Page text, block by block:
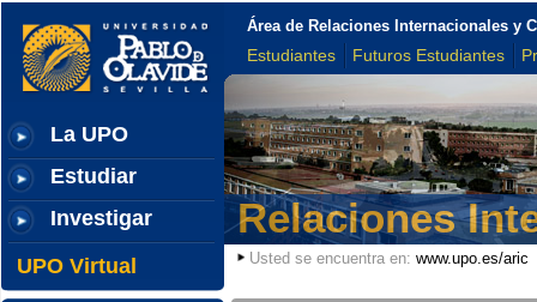
La UPO
Estudiar
Investigar
UPO Virtual
Área de Relaciones Internacionales y
Estudiantes Futuros Estudiantes
Relaciones
Usted se encuentra en: www.upo.es/aric